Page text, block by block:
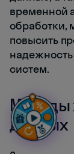
временной
обработки,
повысить
систем.
Методы
данных